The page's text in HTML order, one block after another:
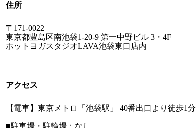
住所
〒 171-0022
東京都豊島区南池袋1-20-9 第一中野ビル 3・4F
ホットヨガスタジオLAVA池袋東口店内
アクセス
【電車】東京メトロ「池袋駅」 40番出口より徒歩1分
■駐車場・駐輪場：なし